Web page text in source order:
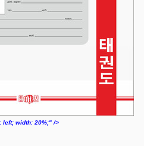
left; width: 20%;" />